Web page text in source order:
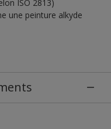
ISO 2813)
une peinture alkyde